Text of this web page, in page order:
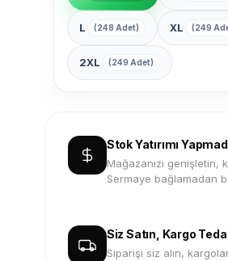
L (248 Adet) XL (249
2XL (249 Adet)
Stok Yatırımı
Mağazanızı genişletin,
Sermaye bağlamadan
Siz Satın, Kargo
Siparişi siz alın,